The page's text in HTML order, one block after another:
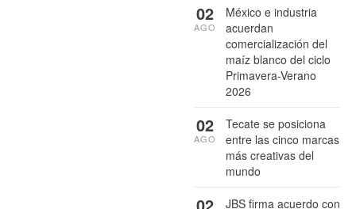
México e industria
acuerdan
comercialización del
maíz blanco del ciclo
Primavera-Verano
2026
02
AGO
Tecate se posiciona
entre las cinco marcas
más creativas del
mundo
02
AGO
JBS firma acuerdo con